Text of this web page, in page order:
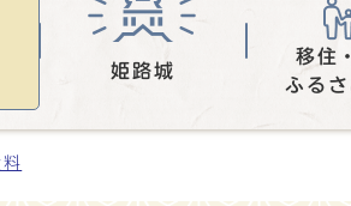
姫路城
移住
ふる